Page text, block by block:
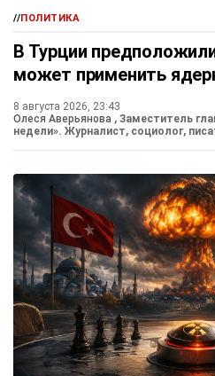
//ПОЛИТИКА
В Турции
может применить
8 августа 2026, 23:43
Олеся Аверьянова , Заместитель
недели». Журналист, социолог,